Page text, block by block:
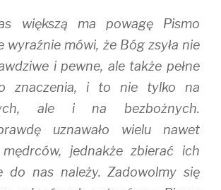
większą ma powagę Pismo
wyraźnie mówi, że Bóg zsyła nie
i pewne, ale także pełne
znaczenia, i to nie tylko na
ale i na bezbożnych.
uznawało wielu nawet
jednakże zbierać ich
do nas należy. Zadowolmy się